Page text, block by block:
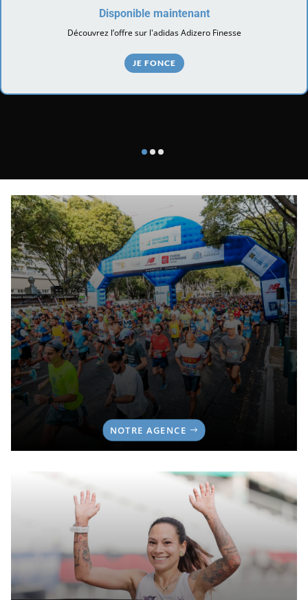
Disponible maintenant
Découvrez l’offre sur l'adidas Adizero Finesse
JE FONCE
NOTRE AGENCE